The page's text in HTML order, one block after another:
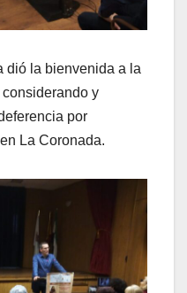
dió la bienvenida a la
y
por
La Coronada.